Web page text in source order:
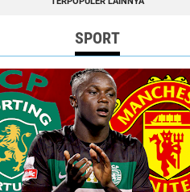
SPORT